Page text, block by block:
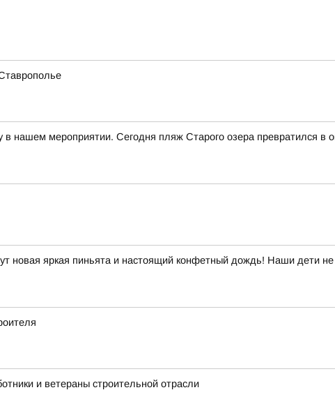
нашем мероприятии. Сегодня пляж Старого озера превратился в
яркая пиньята и настоящий конфетный дождь! Наши дети не
и ветераны строительной отрасли